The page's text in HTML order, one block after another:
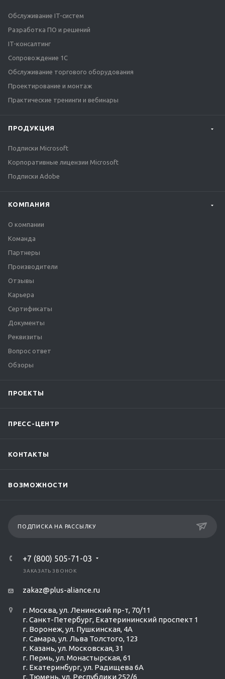
Обслуживание IT-систем
Разработка ПО и решений
IT-консалтинг
Сопровождение 1С
Обслуживание торгового оборудования
Проектирование и монтаж
Практические тренинги и вебинары
ПРОДУКЦИЯ
Подписки Microsoft
Корпоративные лицензии Microsoft
Подписки Adobe
КОМПАНИЯ
О компании
Команда
Партнеры
Производители
Отзывы
Карьера
Сертификаты
Документы
Реквизиты
Вопрос ответ
Обзоры
ПРОЕКТЫ
ПРЕСС-ЦЕНТР
КОНТАКТЫ
ВОЗМОЖНОСТИ
ПОДПИСКА НА РАССЫЛКУ
+7 (800) 505-71-03
ЗАКАЗАТЬ ЗВОНОК
zakaz@plus-aliance.ru
г. Москва, ул. Ленинский пр-т, 70/11
г. Санкт-Петербург, Екатерининский проспект 1
г. Воронеж, ул. Пушкинская, 4А
г. Самара, ул. Льва Толстого, 123
г. Казань, ул. Московская, 31
г. Пермь, ул. Монастырская, 61
г. Екатеринбург, ул. Радищева 6А
г. Тюмень, ул. Республики 252/6